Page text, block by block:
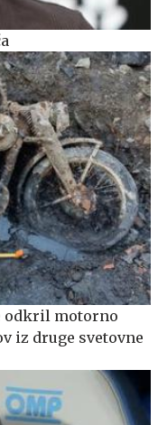
odkril motorno
iz druge svetovne